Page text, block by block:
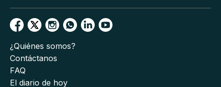
¿Quiénes somos?
Contáctanos
FAQ
El diario de hoy